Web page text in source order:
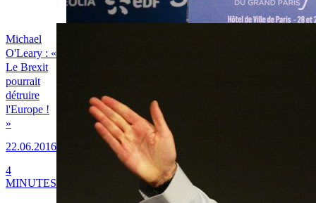
Michael
O'Leary : «
Le Brexit
pourrait
détruire
l'Europe !
»
22.06.2016
4
MINUTES